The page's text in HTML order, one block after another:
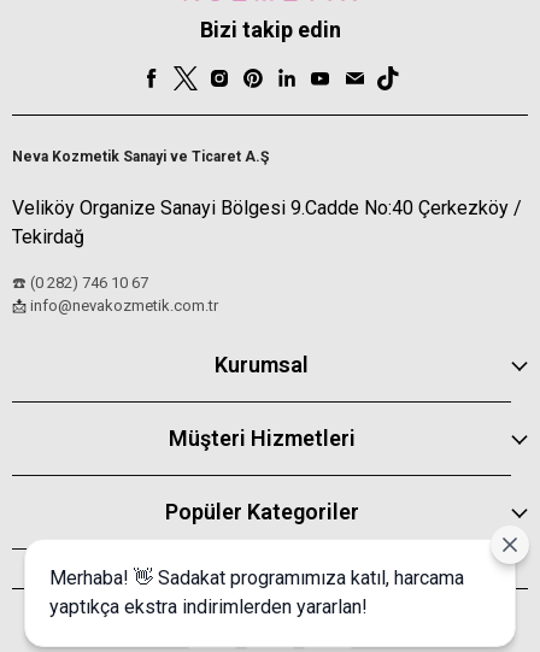
Bizi takip edin
Neva Kozmetik Sanayi ve Ticaret A.Ş
Veliköy Organize Sanayi Bölgesi 9.Cadde No:40 Çerkezköy /
Tekirdağ
☎️ (0 282) 746 10 67
📩 info@nevakozmetik.com.tr
Kurumsal
Müşteri Hizmetleri
Popüler Kategoriler
Merhaba! 👋 Sadakat programımıza katıl, harcama
yaptıkça ekstra indirimlerden yararlan!